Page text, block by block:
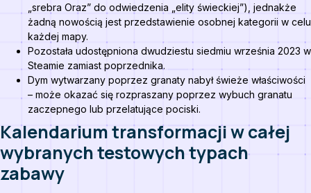
„srebra Oraz” do odwiedzenia „elity świeckiej”), jednakże
żadną nowością jest przedstawienie osobnej kategorii w celu
każdej mapy.
Pozostała udostępniona dwudziestu siedmiu września 2023 w
Steamie zamiast poprzednika.
Dym wytwarzany poprzez granaty nabył świeże właściwości
– może okazać się rozpraszany poprzez wybuch granatu
zaczepnego lub przelatujące pociski.
Kalendarium transformacji w całej
wybranych testowych typach
zabawy